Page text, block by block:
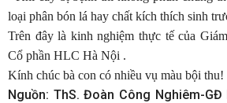
loại phân bón lá hay chất kích thích sinh
Trên đây là kinh nghiệm thực tế của
Cổ phần HLC Hà Nội .
Kính chúc bà con có nhiều vụ màu bội thu!
Nguồn: ThS. Đoàn Công Nghiêm-